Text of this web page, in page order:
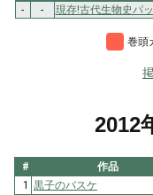
-
- 現存!古代生物史パ
巻頭
2012
# 作品
1 黒子のバスケ